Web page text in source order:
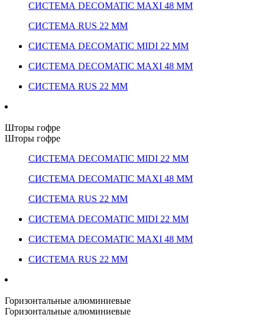
СИСТЕМА DECOMATIC MAXI 48 ММ
СИСТЕМА RUS 22 ММ
СИСТЕМА DECOMATIC MIDI 22 ММ
СИСТЕМА DECOMATIC MAXI 48 ММ
СИСТЕМА RUS 22 ММ
Шторы гофре
Шторы гофре
СИСТЕМА DECOMATIC MIDI 22 ММ
СИСТЕМА DECOMATIC MAXI 48 ММ
СИСТЕМА RUS 22 ММ
СИСТЕМА DECOMATIC MIDI 22 ММ
СИСТЕМА DECOMATIC MAXI 48 ММ
СИСТЕМА RUS 22 ММ
Горизонтальные алюминиевые
Горизонтальные алюминиевые